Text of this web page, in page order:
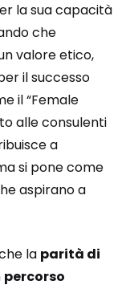
la sua capacità
che
valore etico,
il successo
il “Female
alle consulenti
a
si pone come
aspirano a
la parità di
percorso